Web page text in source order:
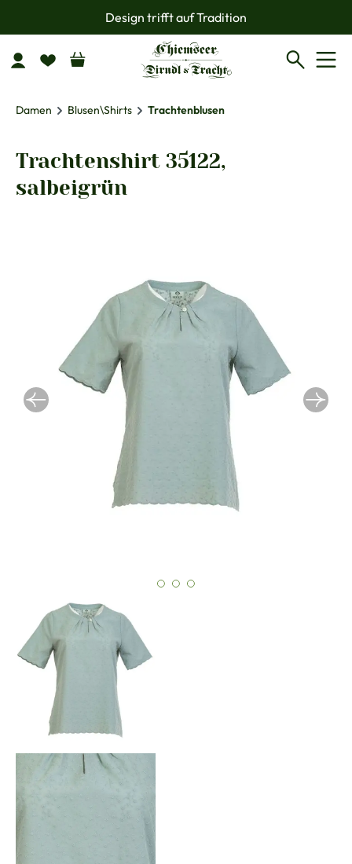
Zum Hauptinhalt springenDesign trifft auf Tradition
Damen Blusen\Shirts Trachtenblusen
Trachtenshirt 35122,
salbeigrün